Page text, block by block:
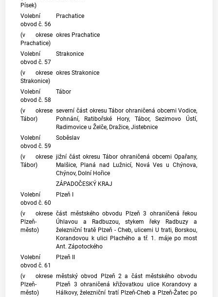
Písek)
Volební
obvod č. 56
Prachatice
(v okrese
Prachatice)
okres Prachatice
Volební
obvod č. 57
Strakonice
(v okrese
Strakonice)
okres Strakonice
Volební
obvod č. 58
Tábor
(v okrese
Tábor)
severní část okresu Tábor ohraničená obcemi Vodice,
Pohnání, Ratibořské Hory, Tábor, Sezimovo Ústí,
Radimovice u Želče, Dražice, Jistebnice
Volební
obvod č. 59
Soběslav
(v okrese
Tábor)
jižní část okresu Tábor ohraničená obcemi Opařany,
Malšice, Planá nad Lužnicí, Nová Ves u Chýnova,
Chýnov, Dolní Hořice
ZÁPADOČESKÝ KRAJ
Volební
obvod č. 60
Plzeň I
(v okrese
Plzeň-
město)
část městského obvodu Plzeň 3 ohraničená řekou
Úhlavou a Radbuzou, stykem řeky Radbuzy a
železniční tratě Plzeň - Cheb, ulicemi U trati, Borskou,
Korandovou k ulici Plachého a tř. 1. máje po most
Ant. Zápotockého
Volební
obvod č. 61
Plzeň II
(v okrese
Plzeň-
město)
městský obvod Plzeň 2 a část městského obvodu
Plzeň 3 ohraničená křižovatkou ulice Korandovy a
Hálkovy, železniční tratí Plzeň-Cheb a Plzeň-Žatec po